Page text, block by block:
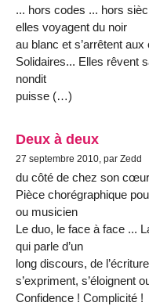
... hors codes ... hors
elles voyagent du noir
au blanc et s’arrêtent
Solidaires... Elles rêvent
nondit
puisse (…)
Deux à deux
27 septembre 2010, par Zedd
du côté de chez son cœur
Pièce chorégraphique
ou musicien
Le duo, le face à face ...
qui parle d’un
long discours, de
s’expriment, s’éloignent
Confidence ! Complicité !